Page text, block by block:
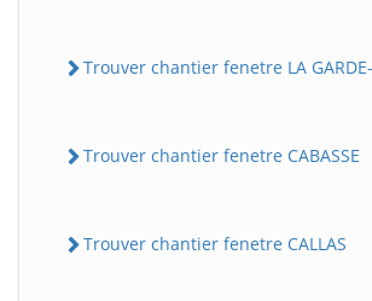
Trouver chantier fenetre LA GARDE-
Trouver chantier fenetre CABASSE
Trouver chantier fenetre CALLAS